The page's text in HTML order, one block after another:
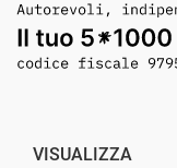
VISUALIZZA